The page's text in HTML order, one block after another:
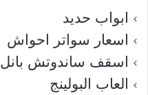
ابواب حديد
اسعار سواتر احواش
اسقف ساندوتش بانل
العاب البولينج